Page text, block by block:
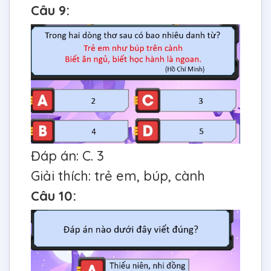
Câu 9:
Đáp án: C. 3
Giải thích: trẻ em, búp, cành
Câu 10: